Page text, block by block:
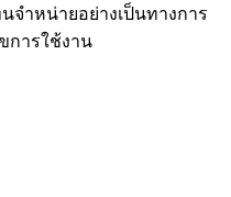
จำหน่ายอย่างเป็นทางการ
การใช้งาน